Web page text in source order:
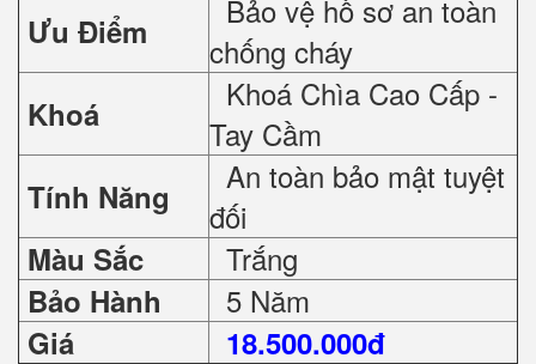
Ưu Điểm
Bảo vệ hồ sơ an toàn
chống cháy
Khoá
Khoá Chìa Cao Cấp -
Tay Cầm
Tính Năng
An toàn bảo mật tuyệt
đối
Màu Sắc Trắng
Bảo Hành 5 Năm
Giá 18.500.000đ